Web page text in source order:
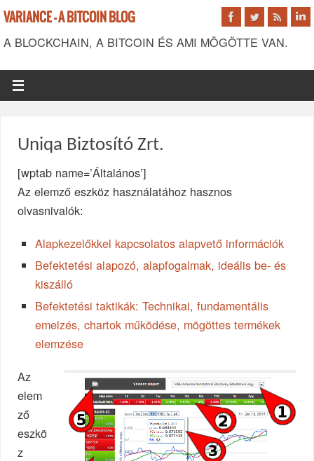
VARIANCE - A BITCOIN BLOG
A BLOCKCHAIN, A BITCOIN ÉS AMI MÖGÖTTE VAN.
Uniqa Biztosító Zrt.
[wptab name=’Általános’]
Az elemző eszköz használatához hasznos
olvasnivalók:
Alapkezelőkkel kapcsolatos alapvető információk
Befektetési alapozó, alapfogalmak, ideális be- és
kiszálló
Befektetési taktikák: Technikai, fundamentális
emelzés, chartok működése, mögöttes termékek
elemzése
Az
elem
ző
eszkö
z